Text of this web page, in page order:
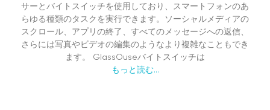
サーとバイトスイッチを使用しており、スマートフォンのあ
らゆる種類のタスクを実行できます。ソーシャルメディアの
スクロール、アプリの終了、すべてのメッセージへの返信、
さらには写真やビデオの編集のようなより複雑なこともでき
ます。 GlassOuseバイトスイッチは
もっと読む...